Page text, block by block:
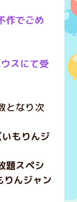
作でごめ
スにて受
となり次
いもりんジ
題スペシ
りんジャン